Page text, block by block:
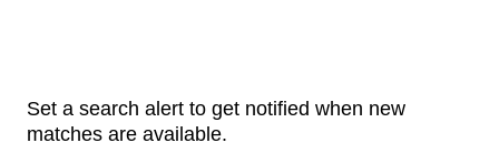
Set a search alert to get notified when new
matches are available.